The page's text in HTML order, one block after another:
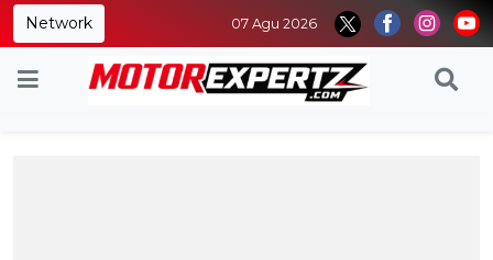
Network 07 Agu 2026